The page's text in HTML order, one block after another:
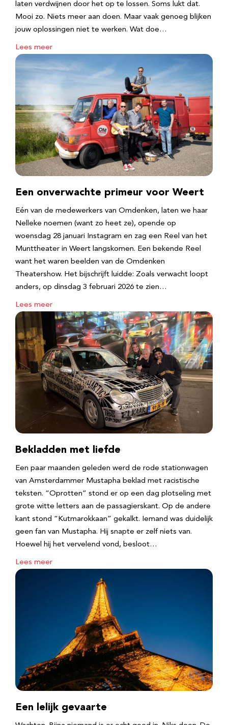
laten verdwijnen door het op te lossen. Soms lukt dat.
Mooi zo. Niets meer aan doen. Maar vaak genoeg blijken
jouw oplossingen niet te werken. Wat doe…
Lees meer
Een onverwachte primeur voor Weert
Eén van de medewerkers van Omdenken, laten we haar
Nelleke noemen (want zo heet ze), opende op
woensdag 28 januari Instagram en zag een Reel van het
Munttheater in Weert langskomen. Een bekende Reel
want het waren beelden van de Omdenken
Theatershow. Het bijschrijft luidde: Zoals verwacht loopt
anders, op dinsdag 3 februari 2026 te zien…
Lees meer
Bekladden met liefde
Een paar maanden geleden werd de rode stationwagen
van Amsterdammer Mustapha beklad met racistische
teksten. “Oprotten” stond er op een dag plotseling met
grote witte letters aan de passagierskant. Op de andere
kant stond “Kutmarokkaan” gekalkt. Iemand was duidelijk
geen fan van Mustapha. Hij snapte er zelf niets van.
Hoewel hij het vervelend vond, besloot…
Lees meer
Een lelijk gevaarte